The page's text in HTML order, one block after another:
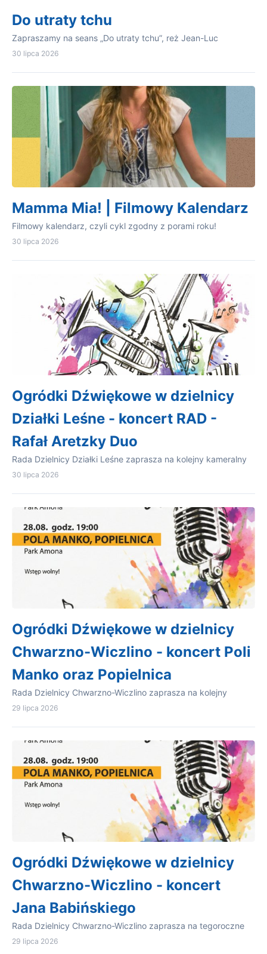
Do utraty tchu
Zapraszamy na seans „Do utraty tchu”, reż Jean-Luc
30 lipca 2026
Mamma Mia! | Filmowy Kalendarz
Filmowy kalendarz, czyli cykl zgodny z porami roku!
30 lipca 2026
Ogródki Dźwiękowe w dzielnicy
Działki Leśne - koncert RAD -
Rafał Aretzky Duo
Rada Dzielnicy Działki Leśne zaprasza na kolejny kameralny
30 lipca 2026
Ogródki Dźwiękowe w dzielnicy
Chwarzno-Wiczlino - koncert Poli
Manko oraz Popielnica
Rada Dzielnicy Chwarzno-Wiczlino zaprasza na kolejny
29 lipca 2026
Ogródki Dźwiękowe w dzielnicy
Chwarzno-Wiczlino - koncert
Jana Babińskiego
Rada Dzielnicy Chwarzno-Wiczlino zaprasza na tegoroczne
29 lipca 2026